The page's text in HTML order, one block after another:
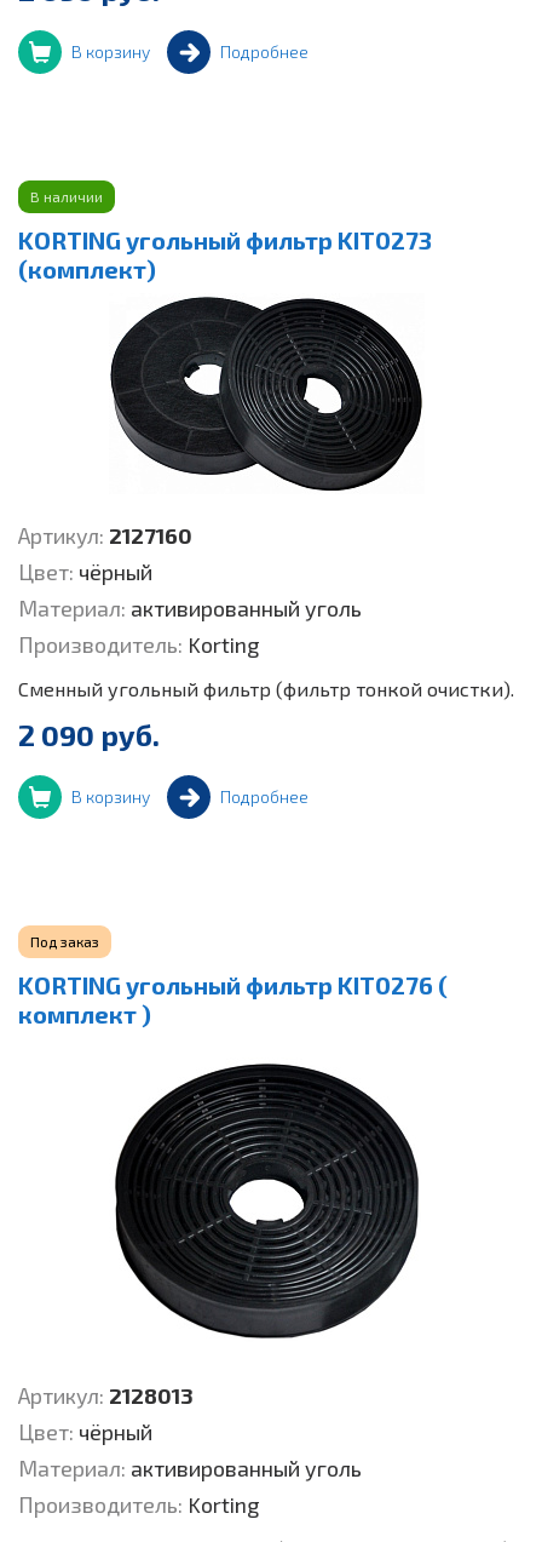
В корзину Подробнее
В наличии
KORTING угольный фильтр KIT0273
(комплект)
Артикул: 2127160
Цвет: чёрный
Материал: активированный уголь
Производитель: Korting
Сменный угольный фильтр (фильтр тонкой очистки).
2 090 руб.
В корзину Подробнее
Под заказ
KORTING угольный фильтр KIT0276 (
комплект )
Артикул: 2128013
Цвет: чёрный
Материал: активированный уголь
Производитель: Korting